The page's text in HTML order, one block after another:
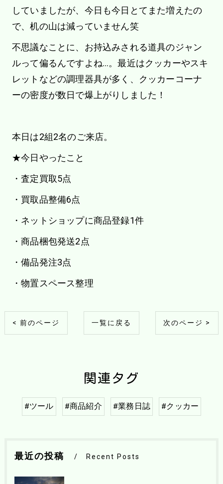
していましたが、今日も今日とてまた増えたの
で、机の山は減っていません笑
不思議なことに、お持込みされる道具のジャン
ルって偏るんですよね…。最近はクッカーやスキ
レットなどの調理器具が多く、クッカーコーナ
ーの密度が数日で爆上がりしました！
本日は2組2名のご来店。
★今日やったこと
・査定買取5点
・買取品整備6点
・ネットショップに商品登録1件
・商品梱包発送2点
・備品発注3点
・物置スペース整理
< 前のページ 一覧に戻る 次のページ >
関連タグ
#ツール #商品紹介 #業務日誌 #クッカー
最近の投稿 Recent Posts